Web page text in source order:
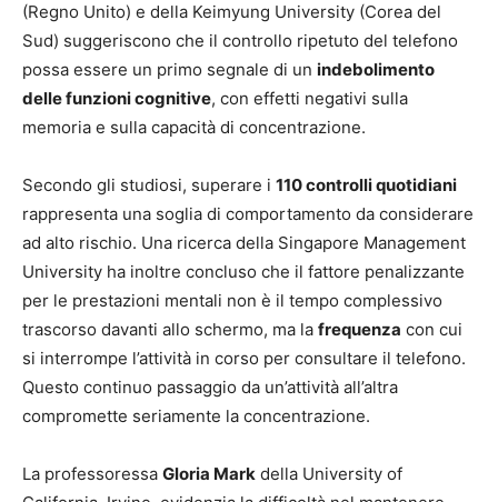
(Regno Unito) e della Keimyung University (Corea del
Sud) suggeriscono che il controllo ripetuto del telefono
possa essere un primo segnale di un indebolimento
delle funzioni cognitive, con effetti negativi sulla
memoria e sulla capacità di concentrazione.
Secondo gli studiosi, superare i 110 controlli quotidiani
rappresenta una soglia di comportamento da considerare
ad alto rischio. Una ricerca della Singapore Management
University ha inoltre concluso che il fattore penalizzante
per le prestazioni mentali non è il tempo complessivo
trascorso davanti allo schermo, ma la frequenza con cui
si interrompe l’attività in corso per consultare il telefono.
Questo continuo passaggio da un’attività all’altra
compromette seriamente la concentrazione.
La professoressa Gloria Mark della University of